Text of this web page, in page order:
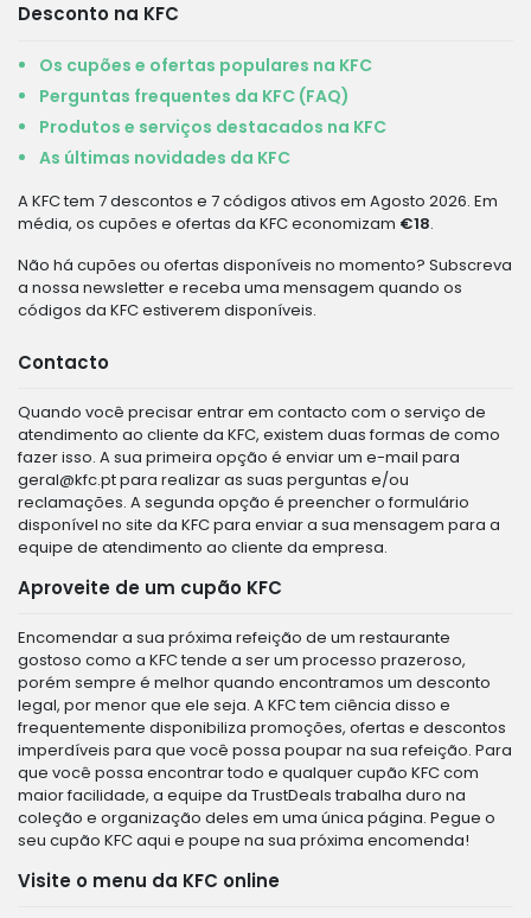
Desconto na KFC
Os cupões e ofertas populares na KFC
Perguntas frequentes da KFC (FAQ)
Produtos e serviços destacados na KFC
As últimas novidades da KFC
A KFC tem 7 descontos e 7 códigos ativos em Agosto 2026. Em
média, os cupões e ofertas da KFC economizam €18.
Não há cupões ou ofertas disponíveis no momento? Subscreva
a nossa newsletter e receba uma mensagem quando os
códigos da KFC estiverem disponíveis.
Contacto
Quando você precisar entrar em contacto com o serviço de
atendimento ao cliente da KFC, existem duas formas de como
fazer isso. A sua primeira opção é enviar um e-mail para
geral@kfc.ptpara realizar as suas perguntas e/ou
reclamações. A segunda opção é preencher o formulário
disponível no site da KFC para enviar a sua mensagem para a
equipe de atendimento ao cliente da empresa.
Aproveite de um cupão KFC
Encomendar a sua próxima refeição de um restaurante
gostoso como a KFC tende a ser um processo prazeroso,
porém sempre é melhor quando encontramos um desconto
legal, por menor que ele seja. A KFC tem ciência disso e
frequentemente disponibiliza promoções, ofertas e descontos
imperdíveis para que você possa poupar na sua refeição. Para
que você possa encontrar todo e qualquer cupão KFC com
maior facilidade, a equipe da TrustDeals trabalha duro na
coleção e organização deles em uma única página. Pegue o
seu cupão KFC aqui e poupe na sua próxima encomenda!
Visite o menu da KFC online